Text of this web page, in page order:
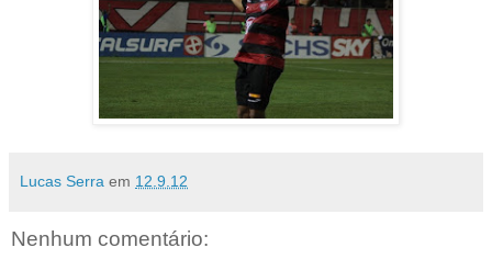
Lucas Serra em 12.9.12
Nenhum comentário: